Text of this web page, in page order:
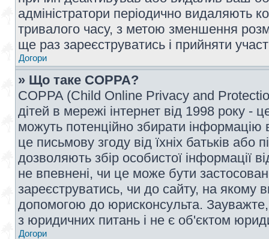
адміністратори періодично видаляють
тривалого часу, з метою зменшення
ще раз зареєструватись і прийняти
Догори
» Що таке COPPA?
COPPA (Child Online Privacy and
дітей в мережі інтернет від 1998 року -
можуть потенційно збирати інформацію
це письмову згоду від їхніх батьків або
дозволяють збір особистої інформації
не впевнені, чи це може бути
зареєструватись, чи до сайту, на якому
допомогою до юрисконсульта.
з юридичних питань і не є об'єктом
Догори